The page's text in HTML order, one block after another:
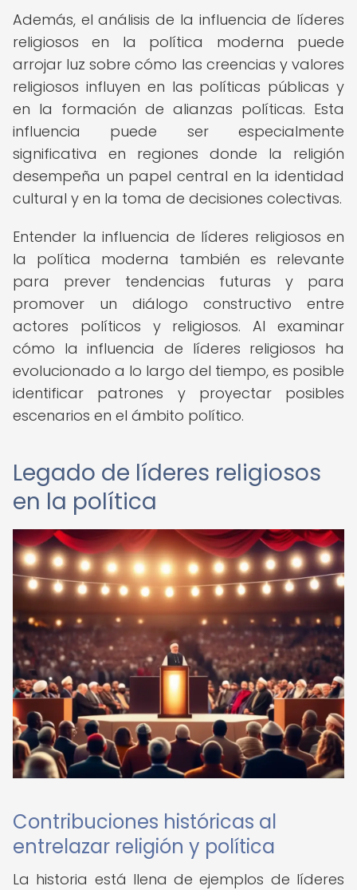
Además, el análisis de la influencia de líderes
religiosos en la política moderna puede
arrojar luz sobre cómo las creencias y valores
religiosos influyen en las políticas públicas y
en la formación de alianzas políticas. Esta
influencia puede ser especialmente
significativa en regiones donde la religión
desempeña un papel central en la identidad
cultural y en la toma de decisiones colectivas.
Entender la influencia de líderes religiosos en
la política moderna también es relevante
para prever tendencias futuras y para
promover un diálogo constructivo entre
actores políticos y religiosos. Al examinar
cómo la influencia de líderes religiosos ha
evolucionado a lo largo del tiempo, es posible
identificar patrones y proyectar posibles
escenarios en el ámbito político.
Legado de líderes religiosos
en la política
Contribuciones históricas al
entrelazar religión y política
La historia está llena de ejemplos de líderes